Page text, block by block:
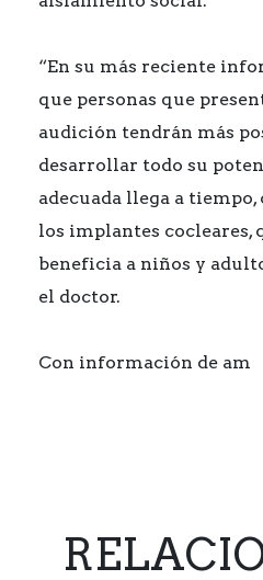
“En su más reciente
que personas que
audición tendrán más
desarrollar todo su
adecuada llega a tiempo,
los implantes cocleares,
beneficia a niños y
el doctor.
Con información de am